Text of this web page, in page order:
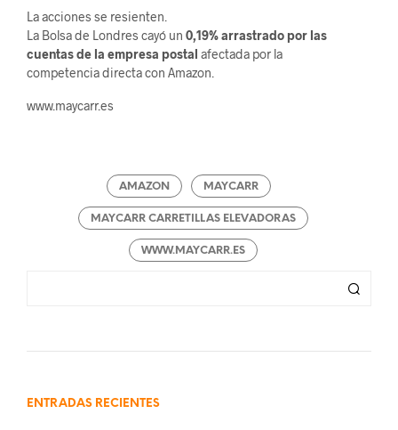
La acciones se resienten.
La Bolsa de Londres cayó un 0,19% arrastrado por las
cuentas de la empresa postal afectada por la
competencia directa con Amazon.
www.maycarr.es
AMAZON MAYCARR
MAYCARR CARRETILLAS ELEVADORAS
WWW.MAYCARR.ES
ENTRADAS RECIENTES